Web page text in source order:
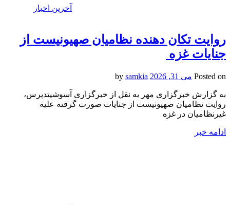
آخرین اخبار
روایت تکان دهنده نظامیان صهیونیست از
جنایات غزه
Posted on می 31, 2026 samkia
به گزارش خبرگزاری مهر به نقل از خبرگزاری آسوشیتدپرس،
روایت نظامیان صهیونیست از جنایات صورت گرفته علیه
غیرنظامیان در غزه
ادامه خبر